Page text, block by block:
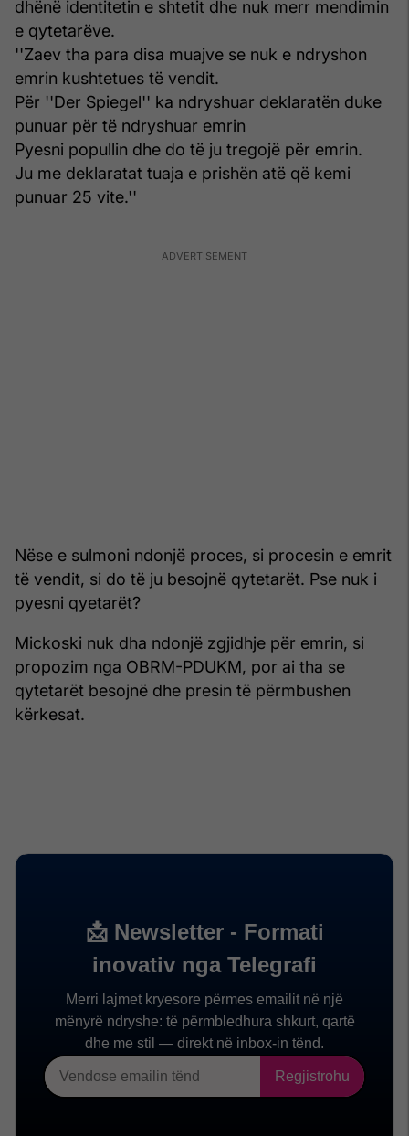
dhënë identitetin e shtetit dhe nuk merr mendimin
e qytetarëve.
''Zaev tha para disa muajve se nuk e ndryshon
emrin kushtetues të vendit.
Për ''Der Spiegel'' ka ndryshuar deklaratën duke
punuar për të ndryshuar emrin
Pyesni popullin dhe do të ju tregojë për emrin.
Ju me deklaratat tuaja e prishën atë që kemi
punuar 25 vite.''
Nëse e sulmoni ndonjë proces, si procesin e emrit
të vendit, si do të ju besojnë qytetarët. Pse nuk i
pyesni qyetarët?
Mickoski nuk dha ndonjë zgjidhje për emrin, si
propozim nga OBRM-PDUKM, por ai tha se
qytetarët besojnë dhe presin të përmbushen
kërkesat.